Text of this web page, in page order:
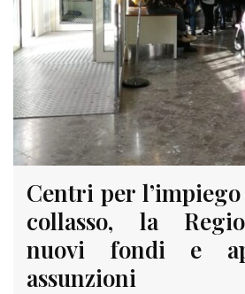
Centri per
collasso, la
nuovi fondi e
assunzioni